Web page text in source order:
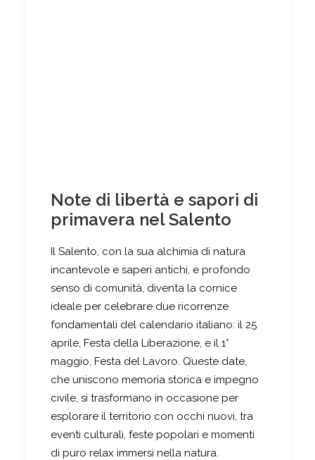
Note di libertà e sapori di
primavera nel Salento
Il Salento, con la sua alchimia di natura
incantevole e saperi antichi, e profondo
senso di comunità, diventa la cornice
ideale per celebrare due ricorrenze
fondamentali del calendario italiano: il 25
aprile, Festa della Liberazione, e il 1°
maggio, Festa del Lavoro. Queste date,
che uniscono memoria storica e impegno
civile, si trasformano in occasione per
esplorare il territorio con occhi nuovi, tra
eventi culturali, feste popolari e momenti
di puro relax immersi nella natura.